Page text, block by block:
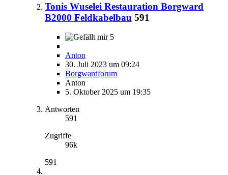
Tonis Wuselei Restauration Borgward
B2000 Feldkabelbau 591
5
Anton
30. Juli 2023 um 09:24
Borgwardforum
Anton
5. Oktober 2025 um 19:35
Antworten
591
Zugriffe
96k
591